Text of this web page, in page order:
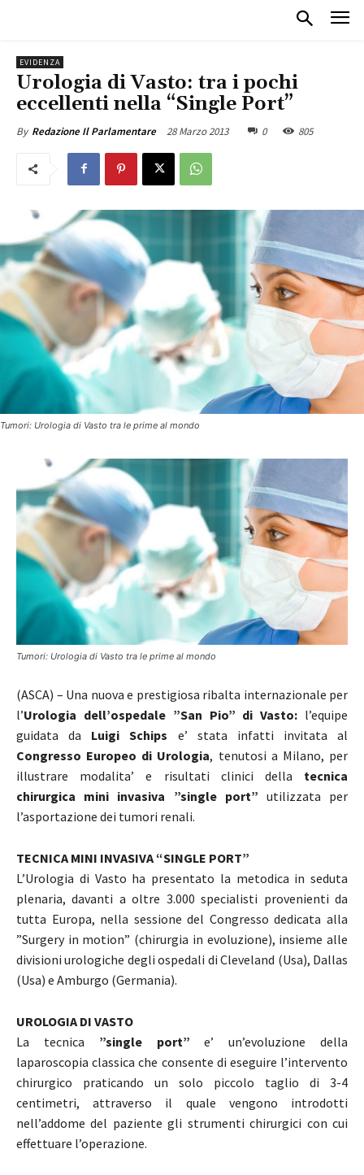
EVIDENZA
Urologia di Vasto: tra i pochi
eccellenti nella “Single Port”
By Redazione Il Parlamentare 28 Marzo 2013 0 805
Tumori: Urologia di Vasto tra le prime al mondo
Tumori: Urologia di Vasto tra le prime al mondo
(ASCA) – Una nuova e prestigiosa ribalta internazionale per
l’Urologia dell’ospedale ”San Pio” di Vasto: l’equipe
guidata da Luigi Schips e’ stata infatti invitata al
Congresso Europeo di Urologia, tenutosi a Milano, per
illustrare modalita’ e risultati clinici della tecnica
chirurgica mini invasiva ”single port” utilizzata per
l’asportazione dei tumori renali.
TECNICA MINI INVASIVA “SINGLE PORT”
L’Urologia di Vasto ha presentato la metodica in seduta
plenaria, davanti a oltre 3.000 specialisti provenienti da
tutta Europa, nella sessione del Congresso dedicata alla
”Surgery in motion” (chirurgia in evoluzione), insieme alle
divisioni urologiche degli ospedali di Cleveland (Usa), Dallas
(Usa) e Amburgo (Germania).
UROLOGIA DI VASTO
La tecnica ”single port” e’ un’evoluzione della
laparoscopia classica che consente di eseguire l’intervento
chirurgico praticando un solo piccolo taglio di 3-4
centimetri, attraverso il quale vengono introdotti
nell’addome del paziente gli strumenti chirurgici con cui
effettuare l’operazione.